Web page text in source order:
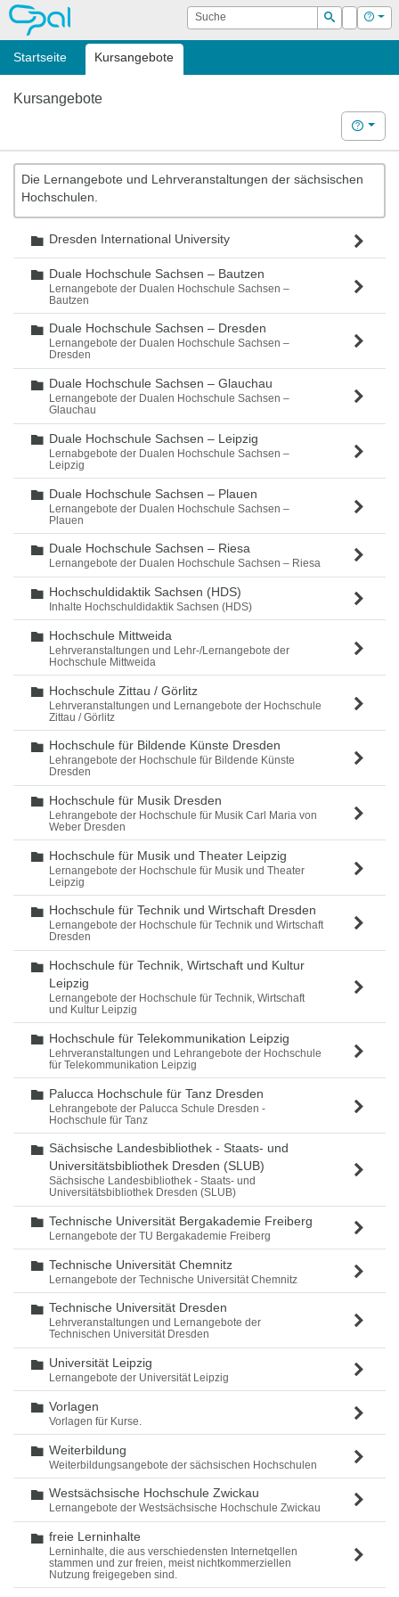
OPAL Suche
Suchen
Login Hilfe
Startseite Kursangebote
Kursangebote
Hilfe
Die Lernangebote und Lehrveranstaltungen der sächsischen
Hochschulen.
Ordner
Dresden International University
Ordner
Duale Hochschule Sachsen – Bautzen
Lernangebote der Dualen Hochschule Sachsen –
Bautzen
Ordner
Duale Hochschule Sachsen – Dresden
Lernangebote der Dualen Hochschule Sachsen –
Dresden
Ordner
Duale Hochschule Sachsen – Glauchau
Lernangebote der Dualen Hochschule Sachsen –
Glauchau
Ordner
Duale Hochschule Sachsen – Leipzig
Lernabgebote der Dualen Hochschule Sachsen –
Leipzig
Ordner
Duale Hochschule Sachsen – Plauen
Lernangebote der Dualen Hochschule Sachsen –
Plauen
Ordner
Duale Hochschule Sachsen – Riesa
Lernangebote der Dualen Hochschule Sachsen – Riesa
Ordner
Hochschuldidaktik Sachsen (HDS)
Inhalte Hochschuldidaktik Sachsen (HDS)
Ordner
Hochschule Mittweida
Lehrveranstaltungen und Lehr-/Lernangebote der
Hochschule Mittweida
Ordner
Hochschule Zittau / Görlitz
Lehrveranstaltungen und Lernangebote der Hochschule
Zittau / Görlitz
Ordner
Hochschule für Bildende Künste Dresden
Lehrangebote der Hochschule für Bildende Künste
Dresden
Ordner
Hochschule für Musik Dresden
Lehrangebote der Hochschule für Musik Carl Maria von
Weber Dresden
Ordner
Hochschule für Musik und Theater Leipzig
Lernangebote der Hochschule für Musik und Theater
Leipzig
Ordner
Hochschule für Technik und Wirtschaft Dresden
Lernangebote der Hochschule für Technik und Wirtschaft
Dresden
Ordner
Hochschule für Technik, Wirtschaft und Kultur
Leipzig
Lernangebote der Hochschule für Technik, Wirtschaft
und Kultur Leipzig
Ordner
Hochschule für Telekommunikation Leipzig
Lehrveranstaltungen und Lehrangebote der Hochschule
für Telekommunikation Leipzig
Ordner
Palucca Hochschule für Tanz Dresden
Lehrangebote der Palucca Schule Dresden -
Hochschule für Tanz
Ordner
Sächsische Landesbibliothek - Staats- und
Universitätsbibliothek Dresden (SLUB)
Sächsische Landesbibliothek - Staats- und
Universitätsbibliothek Dresden (SLUB)
Ordner
Technische Universität Bergakademie Freiberg
Lernangebote der TU Bergakademie Freiberg
Ordner
Technische Universität Chemnitz
Lernangebote der Technische Universität Chemnitz
Ordner
Technische Universität Dresden
Lehrveranstaltungen und Lernangebote der
Technischen Universität Dresden
Ordner
Universität Leipzig
Lernangebote der Universität Leipzig
Ordner
Vorlagen
Vorlagen für Kurse.
Ordner
Weiterbildung
Weiterbildungsangebote der sächsischen Hochschulen
Ordner
Westsächsische Hochschule Zwickau
Lernangebote der Westsächsische Hochschule Zwickau
Ordner
freie Lerninhalte
Lerninhalte, die aus verschiedensten Internetqellen
stammen und zur freien, meist nichtkommerziellen
Nutzung freigegeben sind.